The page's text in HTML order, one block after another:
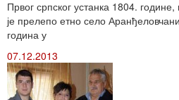
Првог српског устанка 1804.
је прелепо етно село
година у
07.12.2013